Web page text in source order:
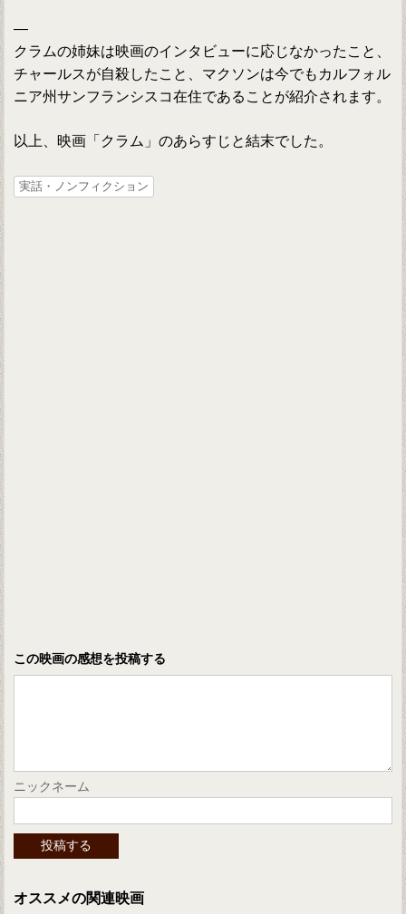
—
クラムの姉妹は映画のインタビューに応じなかったこと、
チャールスが自殺したこと、マクソンは今でもカルフォル
ニア州サンフランシスコ在住であることが紹介されます。
以上、映画「クラム」のあらすじと結末でした。
実話・ノンフィクション
この映画の感想を投稿する
ニックネーム
オススメの関連映画